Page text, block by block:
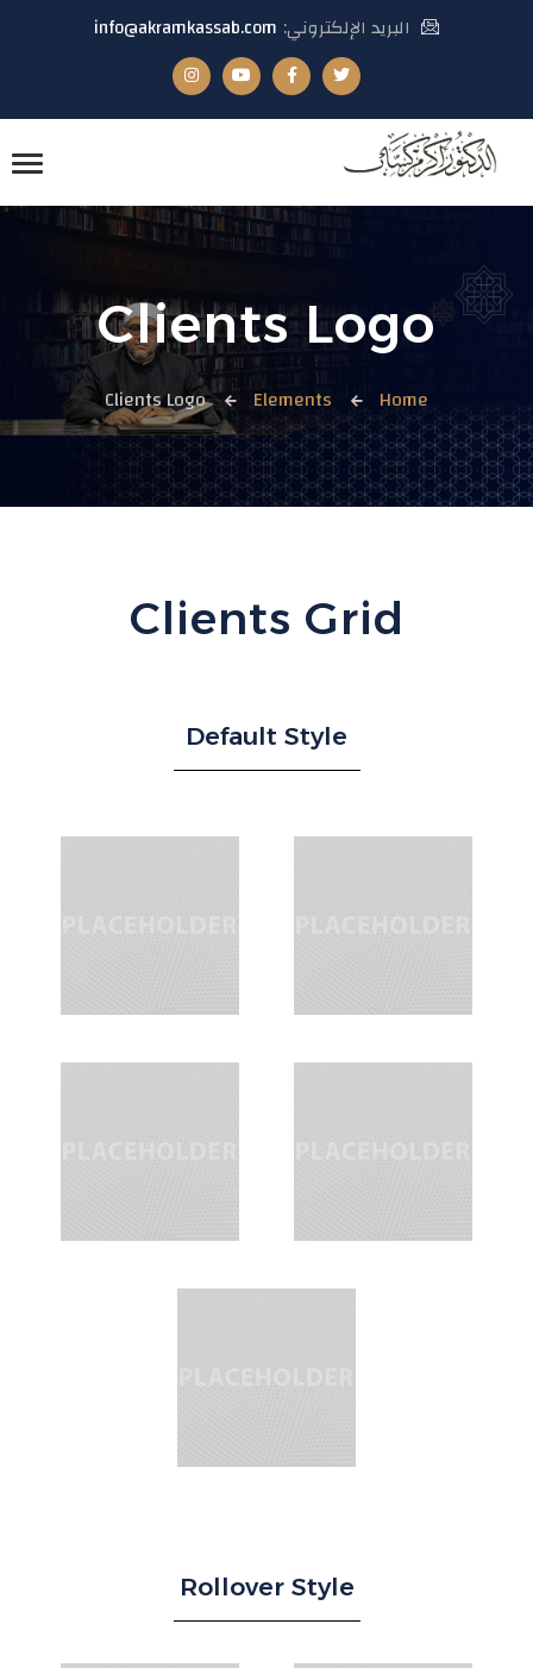
البريد الإلكتروني: info@akramkassab.com
Clients Logo
Home
Elements
Clients Logo
Clients Grid
Default Style
Rollover Style